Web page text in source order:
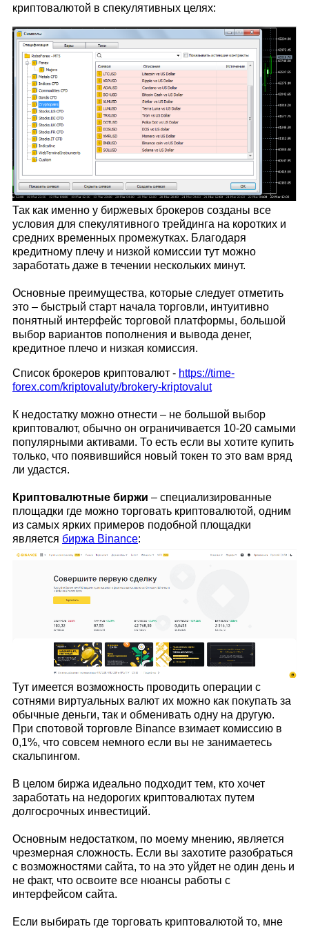
криптовалютой в спекулятивных целях:
Так как именно у биржевых брокеров созданы все
условия для спекулятивного трейдинга на коротких и
средних временных промежутках. Благодаря
кредитному плечу и низкой комиссии тут можно
заработать даже в течении нескольких минут.
Основные преимущества, которые следует отметить
это – быстрый старт начала торговли, интуитивно
понятный интерфейс торговой платформы, большой
выбор вариантов пополнения и вывода денег,
кредитное плечо и низкая комиссия.
Список брокеров криптовалют - https://time-
forex.com/kriptovaluty/brokery-kriptovalut
К недостатку можно отнести – не большой выбор
криптовалют, обычно он ограничивается 10-20 самыми
популярными активами. То есть если вы хотите купить
только, что появившийся новый токен то это вам вряд
ли удастся.
Криптовалютные биржи – специализированные
площадки где можно торговать криптовалютой, одним
из самых ярких примеров подобной площадки
является биржа Binance:
Тут имеется возможность проводить операции с
сотнями виртуальных валют их можно как покупать за
обычные деньги, так и обменивать одну на другую.
При спотовой торговле Binance взимает комиссию в
0,1%, что совсем немного если вы не занимаетесь
скальпингом.
В целом биржа идеально подходит тем, кто хочет
заработать на недорогих криптовалютах путем
долгосрочных инвестиций.
Основным недостатком, по моему мнению, является
чрезмерная сложность. Если вы захотите разобраться
с возможностями сайта, то на это уйдет не один день и
не факт, что освоите все нюансы работы с
интерфейсом сайта.
Если выбирать где торговать криптовалютой то, мне